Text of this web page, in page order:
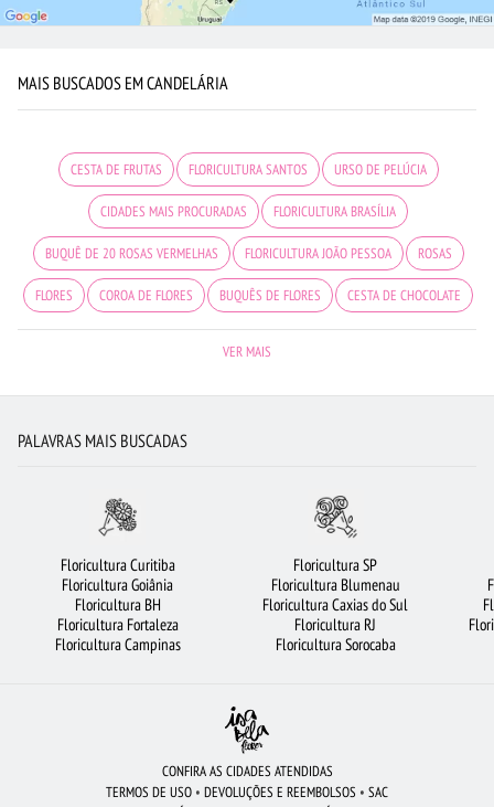
MAIS BUSCADOS EM CANDELÁRIA
CESTA DE FRUTAS FLORICULTURA SANTOS URSO DE PELÚCIA
CIDADES MAIS PROCURADAS FLORICULTURA BRASÍLIA
BUQUÊ DE 20 ROSAS VERMELHAS FLORICULTURA JOÃO PESSOA ROSAS
FLORES COROA DE FLORES BUQUÊS DE FLORES CESTA DE CHOCOLATE
FLORES VERMELHAS FLORICULTURA UBERLÂNDIA
RAMALHETE DE FLORES FLORICULTURA GOIÂNIA FLORICULTURA MANAUS
FLORES DO CAMPO FLORICULTURA SÃO BERNARDO DO CAMPO
FLORICULTURA OSASCO
FLORICULTURA SANTO ANDRÉ LÍRIO CESTA DE CAFÉ DA MANHÃ
VER MAIS
PALAVRAS MAIS BUSCADAS
Floricultura Curitiba
Floricultura Goiânia
Floricultura BH
Floricultura Fortaleza
Floricultura Campinas
Floricultura SP
Floricultura Blumenau
Floricultura Caxias do Sul
Floricultura RJ
Floricultura Sorocaba
CONFIRA AS CIDADES ATENDIDAS
TERMOS DE USO • DEVOLUÇÕES E REEMBOLSOS • SAC